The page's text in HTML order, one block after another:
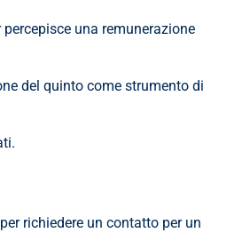
una remunerazione
del quinto come strumento di
richiedere un contatto per un